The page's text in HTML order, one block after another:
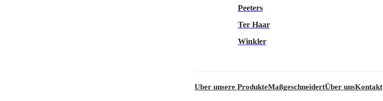
Peeters
Ter Haar
Winkler
Uber unsere ProdukteMaßgeschneidertÜber unsKontakt